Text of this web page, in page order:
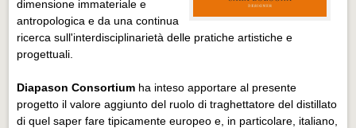
dimensione immateriale e
antropologica e da una continua
ricerca sull'interdisciplinarietà delle pratiche artistiche e
progettuali.
Diapason Consortium ha inteso apportare al presente
progetto il valore aggiunto del ruolo di traghettatore del distillato
di quel saper fare tipicamente europeo e, in particolare, italiano,